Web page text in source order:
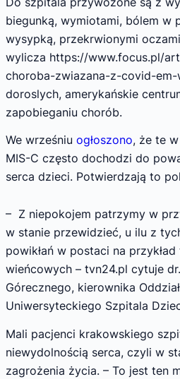
biegunką, wymiotami, bólem w
wysypką, przekrwionymi
wylicza https://www.focus.pl/
choroba-zwiazana-z-covid-
doroslych, amerykańskie
zapobieganiu chorób.
We wrześniu ogłoszono, że te
MIS-C często dochodzi do
serca dzieci. Potwierdzają to
– Z niepokojem patrzymy w
w stanie przewidzieć, u ilu z
powikłań w postaci na
wieńcowych – tvn24.pl cytuje
Górecznego, kierownika
Uniwersyteckiego Szpitala
Mali pacjenci krakowskiego
niewydolnością serca, czyli w
zagrożenia życia. – To jest ten